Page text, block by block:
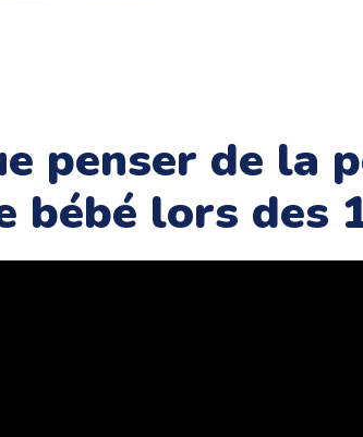
penser de la
bébé lors des